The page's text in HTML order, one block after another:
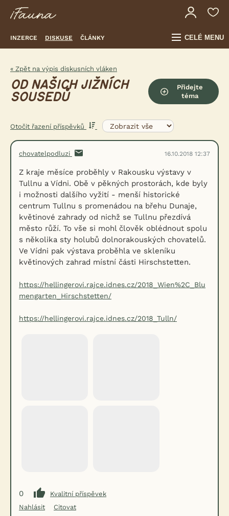
INZERCE DISKUSE ČLÁNKY CELÉ MENU
« Zpět na výpis diskusních vláken
OD NAŠICH JIŽNÍCH
SOUSEDŮ
Přidejte
téma
Otočit řazení příspěvků
chovatelpodluzi 16.10.2018 12:37
Z kraje měsíce proběhly v Rakousku výstavy v
Tullnu a Vídni. Obě v pěkných prostorách, kde byly
i možnosti dalšího vyžití - menší historické
centrum Tullnu s promenádou na břehu Dunaje,
květinové zahrady od nichž se Tullnu přezdívá
město růží. To vše si mohl člověk oblédnout spolu
s několika sty holubů dolnorakouských chovatelů.
Ve Vídni pak výstava proběhla ve skleníku
květinových zahrad místní části Hirschstetten.
https://hellingerovi.rajce.idnes.cz/2018_Wien%2C_Blu
mengarten_Hirschstetten/
https://hellingerovi.rajce.idnes.cz/2018_Tulln/
0
Kvalitní příspěvek
Nahlásit
Citovat